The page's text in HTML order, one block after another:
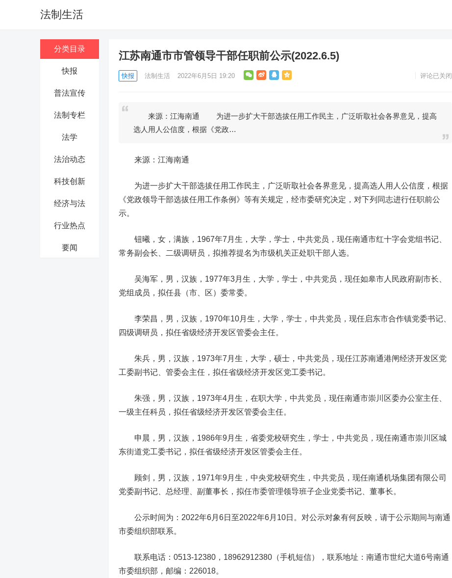
法制生活
分类目录
快报
普法宣传
法制专栏
法学
法治动态
科技创新
经济与法
行业热点
要闻
江苏南通市市管领导干部任职前公示(2022.6.5)
快报 法制生活 2022年6月5日 19:20 评论已关闭
来源：江海南通 为进一步扩大干部选拔任用工作民主，广泛听取社会各界意见，提高
选人用人公信度，根据《党政…
来源：江海南通
为进一步扩大干部选拔任用工作民主，广泛听取社会各界意见，提高选人用人公信度，根据
《党政领导干部选拔任用工作条例》等有关规定，经市委研究决定，对下列同志进行任职前公
示。
钮曦，女，满族，1967年7月生，大学，学士，中共党员，现任南通市红十字会党组书记、
常务副会长、二级调研员，拟推荐提名为市级机关正处职干部人选。
吴海军，男，汉族，1977年3月生，大学，学士，中共党员，现任如皋市人民政府副市长、
党组成员，拟任县（市、区）委常委。
李荣昌，男，汉族，1970年10月生，大学，学士，中共党员，现任启东市合作镇党委书记、
四级调研员，拟任省级经济开发区管委会主任。
朱兵，男，汉族，1973年7月生，大学，硕士，中共党员，现任江苏南通港闸经济开发区党
工委副书记、管委会主任，拟任省级经济开发区党工委书记。
朱强，男，汉族，1973年4月生，在职大学，中共党员，现任南通市崇川区委办公室主任、
一级主任科员，拟任省级经济开发区管委会主任。
申晨，男，汉族，1986年9月生，省委党校研究生，学士，中共党员，现任南通市崇川区城
东街道党工委书记，拟任省级经济开发区管委会主任。
顾剑，男，汉族，1971年9月生，中央党校研究生，中共党员，现任南通机场集团有限公司
党委副书记、总经理、副董事长，拟任市委管理领导班子企业党委书记、董事长。
公示时间为：2022年6月6日至2022年6月10日。对公示对象有何反映，请于公示期间与南通
市委组织部联系。
联系电话：0513-12380，18962912380（手机短信），联系地址：南通市世纪大道6号南通
市委组织部，邮编：226018。